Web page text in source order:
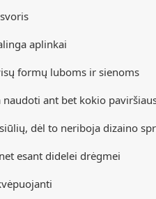
aplinkai
formų luboms ir sienoms
ant bet kokio
dėl to neriboja dizaino
esant didelei drėgmei